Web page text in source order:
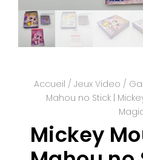
Accueil / Jeux Video /
Mahou no Stick |
Mickey